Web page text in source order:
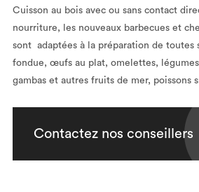
Cuisson au bois avec ou sans contact
nourriture, les nouveaux barbecues et
sont adaptées à la préparation de toutes
fondue, œufs au plat, omelettes,
gambas et autres fruits de mer, poissons
Contactez nos conseillers